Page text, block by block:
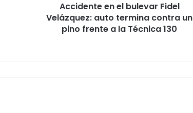
Accidente en el bulevar Fidel
Velázquez: auto termina contra un
pino frente a la Técnica 130